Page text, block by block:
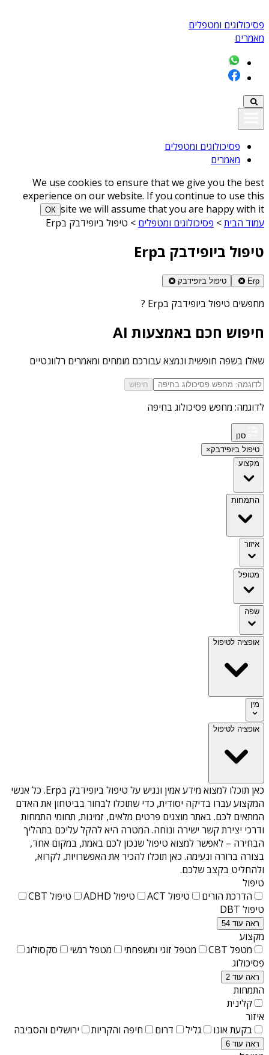
פסיכולוגים ומטפלים
מאמרים
פסיכולוגים ומטפלים
מאמרים
We use cookies to ensure that we give you the best
experience on our website. If you continue to use this
site we will assume that you are happy with it
ОК
עמוד הבית> פסיכולוגים ומטפלים > טיפול ביופידבק בErp
טיפול ביופידבק בErp
Erp טיפול ביופידבק
מחפשים טיפול ביופידבק בErp ?
חיפוש חכם באמצעות AI
שאלו בשפה חופשית ונמצא עבורכם מומחים ומאמרים רלוונטיים
חיפוש
לדוגמה: מחפש פסיכולוג בחיפה
סנן
טיפול ביופידבק×
מקצוע
התמחות
איזור
מטופל
שפה
אופציה לטיפול
מין
אופציה לטיפול
כאן תוכלו למצוא מידע אמין ונגיש על טיפול ביופידבק בErp
. כל אנשי
המקצוע עברו בדיקה יסודית, כדי שתוכלו לבחור בביטחון את האדם
המתאים לכם. באתר מוצגים פרטים מלאים, זמינות, תחומי התמחות
ודרכי יצירת קשר ישירה ונוחה. המטרה היא להקל עליכם בתהליך
הבחירה – לאפשר למצוא טיפול שנכון לכם באמת, במקום אחד,
בצורה ברורה ונעימה. כאן תוכלו להכיר את האפשרויות, לקרוא,
ולהחליט בקצב שלכם.
טיפול
הדרכת הורים
טיפול ACT טיפול ADHD
טיפול CBT
טיפול DBT
ראה עוד 54
מקצוע
מטפל CBT
מטפל זוגי ומשפחתי מטפל רגשי
סקסולוג
פסיכולוג
ראה עוד 2
התמחות
קלינית
איזור
בקעת אונו
גליל דרום חיפה והקריות ירושלים והסביבה
ראה עוד 6